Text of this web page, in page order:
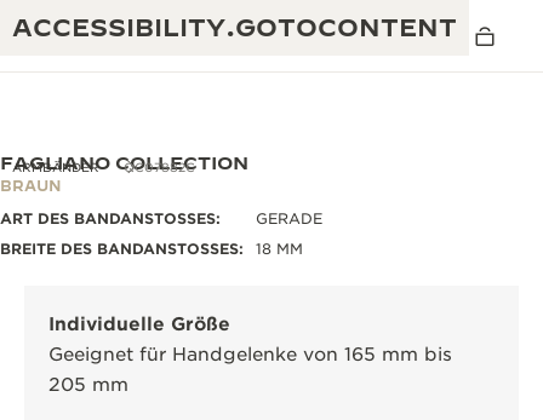
ACCESSIBILITY.GOTOCONTENT
JAEGER-LECOULTRE GARANTIE
ZEITMESSER GARANTIE
DIE AUSSTELLUNG „THE PERPETUAL
EXZELLENZ: MEHR ALS 190 JAHRE EXPERTISE
RAFFINESSE: MEHR ALS 1.400 KALIBER
ARMBÄNDER QC07882C
FAGLIANO COLLECTION
BRAUN
ART DES BANDANSTOSSES:
GERADE
BREITE DES BANDANSTOSSES:
18 MM
Individuelle Größe
Geeignet für Handgelenke von 165 mm bis
205 mm